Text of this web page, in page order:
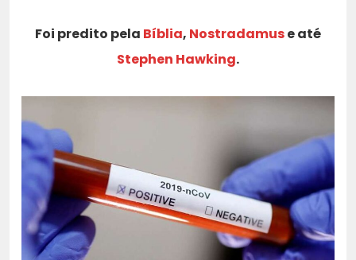
Foi predito pela Bíblia, Nostradamuse até
Stephen Hawking.